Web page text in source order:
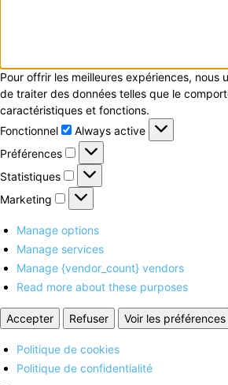
Pour offrir les meilleures expériences,
de traiter des données telles que le
caractéristiques et fonctions.
Fonctionnel
Fonctionnel
Always active
Préférences
Préférences
Statistiques
Statistiques
Marketing
Marketing
Manage options
Manage services
Manage {vendor_count} vendors
Read more about these purposes
Accepter Refuser Voir les préférences
Politique de cookies
Politique de confidentialité